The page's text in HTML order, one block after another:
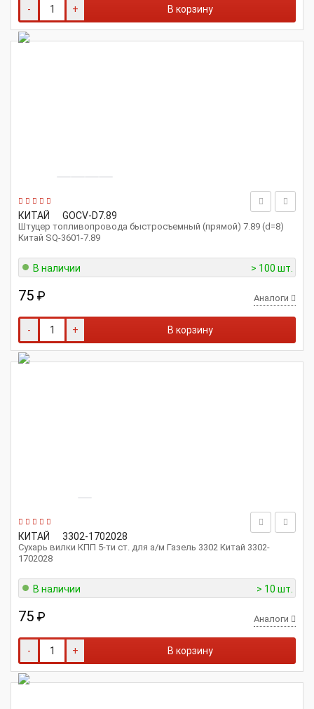
- + В корзину
КИТАЙ GOCV-D7.89
Штуцер топливопровода быстросъемный (прямой) 7.89 (d=8)
Китай SQ-3601-7.89
В наличии > 100 шт.
75 ₽ Аналоги
- + В корзину
КИТАЙ 3302-1702028
Сухарь вилки КПП 5-ти ст. для а/м Газель 3302 Китай 3302-
1702028
В наличии > 10 шт.
75 ₽ Аналоги
- + В корзину